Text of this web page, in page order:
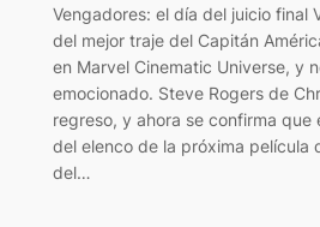
Vengadores: el día del juicio final
del mejor traje del Capitán
en Marvel Cinematic Universe, y
emocionado. Steve Rogers de
regreso, y ahora se confirma que
del elenco de la próxima película
del…